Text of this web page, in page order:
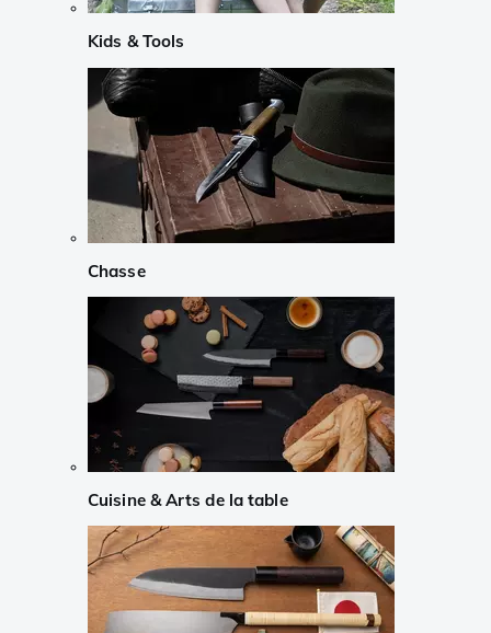
Kids & Tools
Chasse
Cuisine & Arts de la table